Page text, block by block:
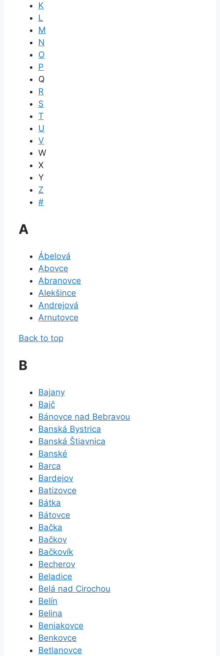
K
L
M
N
O
P
Q
R
S
T
U
V
W
X
Y
Z
#
A
Ábelová
Abovce
Abranovce
Alekšince
Andrejová
Arnutovce
Back to top
B
Bajany
Bajč
Bánovce nad Bebravou
Banská Bystrica
Banská Štiavnica
Banské
Barca
Bardejov
Batizovce
Bátka
Bátovce
Bačka
Bačkov
Bačkovík
Becherov
Beladice
Belá nad Cirochou
Belín
Belina
Beniakovce
Benkovce
Betlanovce